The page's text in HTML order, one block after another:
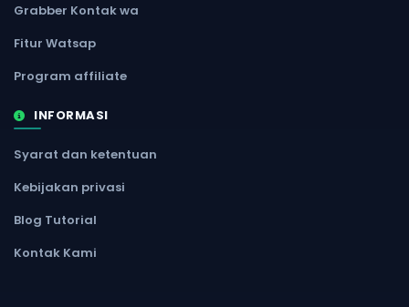
Grabber Kontak wa
Fitur Watsap
Program affiliate
INFORMASI
Syarat dan ketentuan
Kebijakan privasi
Blog Tutorial
Kontak Kami